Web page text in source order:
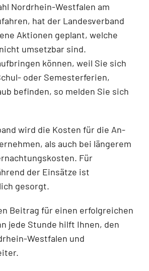
Nordrhein-Westfalen am
hat der Landesverband
Aktionen geplant, welche
umsetzbar sind.
können, weil Sie sich
oder Semesterferien,
befinden, so melden Sie sich
wird die Kosten für die An-
als auch bei längerem
Für
der Einsätze ist
gesorgt.
Beitrag für einen erfolgreichen
jede Stunde hilft Ihnen, den
Westfalen und